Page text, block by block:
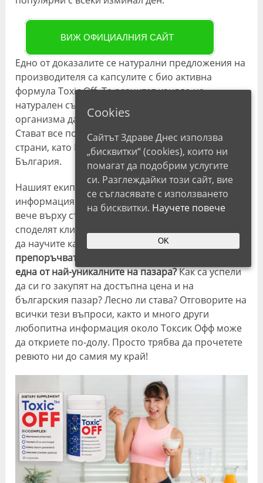
ВИЖ ОФИЦИАЛНИЯ САЙТ
Едно от доказалите се натурални предложения на
производителя са капсулите с био активна
формула Toxic Off. Те разчитат изцяло на
натурален състав, който да спомогне на
организма да се избави от вредите на токсините.
Стават все по-популярни в много европейски
страни, като Италия, Испания, Германия, вече и в
България.
Нашият екип проучи повече интересна
информация за продукта. Фокусирахме се най-
вече върху съставките и мненията, които
споделят клиентите за Toxic Off. Искате ли и Вие
да научите какво казват те?
Защо някои от тях
препоръчват продукта и смятат формулата му за
една от най-уникалните на пазара?Как са успели
да си го закупят на достъпна цена и на
българския пазар? Лесно ли става? Отговорите на
всички тези въпроси, както и много други
любопитна информация около Токсик Офф може
да откриете по-долу. Просто трябва да прочетете
ревюто ни до самия му край!
Cookies
Сайтът Здраве Днес използва
„бисквитки“ (cookies), които ни
помагат да подобрим услугите
си. Разглеждайки този сайт, вие
се съгласявате с използването
на бисквитки. Научете повече
OK